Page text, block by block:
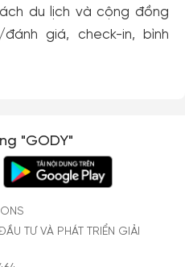
du lịch và cộng đồng
giá, check-in, bình
"GODY"
TƯ VÀ PHÁT TRIỂN GIẢI